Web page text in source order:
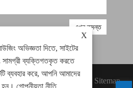
X
অভিজ্ঞতা দিতে, সাইটের
সামগ্রী ব্যক্তিগতকৃত করতে
ব্যবহার করে, আপনি আমাদের
হন।গোপনীয়তা নীতি
ইলেকট্রনিক টেকনোলজি
Sitemap